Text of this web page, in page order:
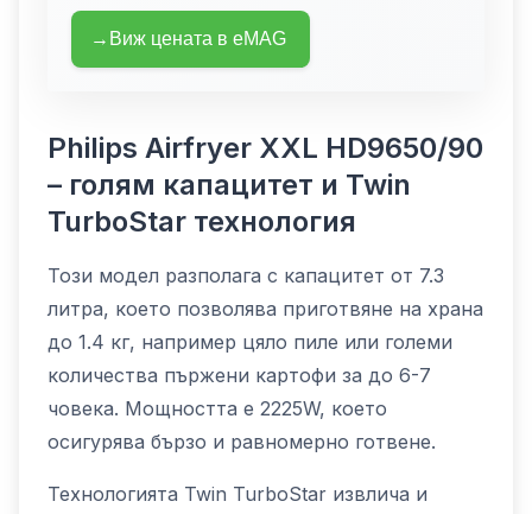
→ Виж цената в eMAG
Philips Airfryer XXL HD9650/90
– голям капацитет и Twin
TurboStar технология
Този модел разполага с капацитет от 7.3
литра, което позволява приготвяне на храна
до 1.4 кг, например цяло пиле или големи
количества пържени картофи за до 6-7
човека. Мощността е 2225W, което
осигурява бързо и равномерно готвене.
Технологията Twin TurboStar извлича и